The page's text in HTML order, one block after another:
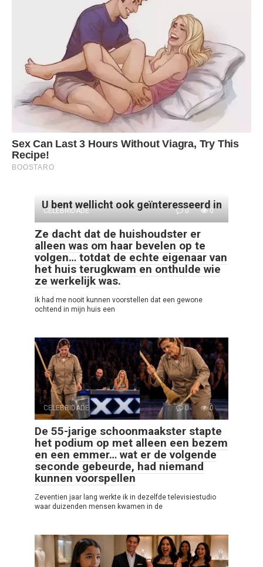
U bent wellicht ook geïnteresseerd in
CELEBRIDADE 0 0
Ze dacht dat de huishoudster er
alleen was om haar bevelen op te
volgen… totdat de echte eigenaar van
het huis terugkwam en onthulde wie
ze werkelijk was.
Ik had me nooit kunnen voorstellen dat een gewone
ochtend in mijn huis een
CELEBRIDADE 0 0
De 55-jarige schoonmaakster stapte
het podium op met alleen een bezem
en een emmer… wat er de volgende
seconde gebeurde, had niemand
kunnen voorspellen
Zeventien jaar lang werkte ik in dezelfde televisiestudio
waar duizenden mensen kwamen in de